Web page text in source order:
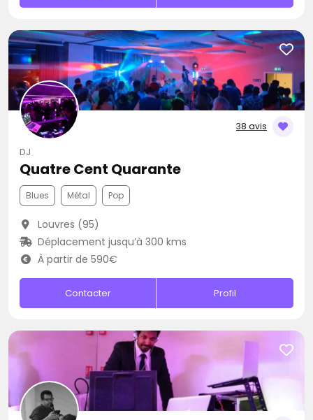
38 avis
DJ
Quatre Cent Quarante
Blues Métal Pop
Louvres (95)
Déplacement jusqu’à 300 kms
À partir de 590€
Contacter Profil